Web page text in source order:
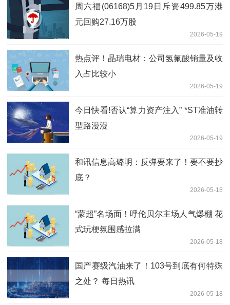
周六福(06168)5月19日斥资499.85万港
元回购27.16万股
2026-05-19
热点评！晶瑞电材：公司氢氟酸销量及收
入占比较小
2026-05-19
今日快看!否认“算力资产注入” *ST准油转
型路漫漫
2026-05-19
和讯信息高璐明：反弹要来了！要不要抄
底？
2026-05-18
“蒙超”名场面！呼伦贝尔主场人气爆棚 花
式玩梗氛围感拉满
2026-05-18
国产赛级汽油来了！103号到底有何特殊
之处？ 每日热讯
2026-05-18